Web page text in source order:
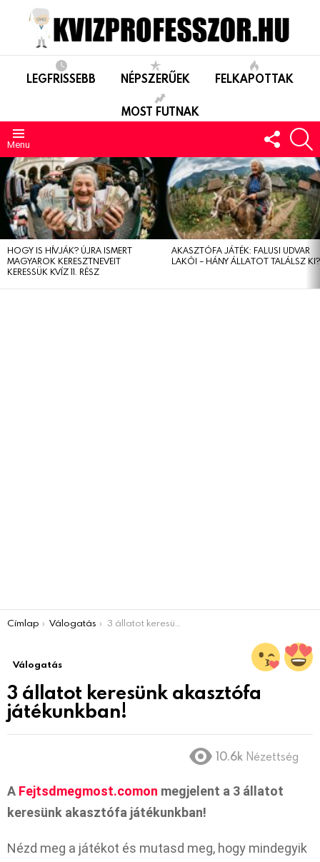
LEGFRISSEBB NÉPSZERŰEK FELKAPOTTAK
MOST FUTNAK
Menu
US
LEGUTÓBBIAK
HOGY IS HÍVJÁK? ÚJRA ISMERT
MAGYAROK KERESZTNEVEIT
KERESSÜK KVÍZ 11. RÉSZ
AKASZTÓFA JÁTÉK: FALUSI UDVAR
LAKÓI – HÁNY ÁLLATOT TALÁLSZ KI?
You are here:
Címlap Válogatás 3 állatot keresünk akasztófa játékunkban!
Válogatás
3 állatot keresünk akasztófa
játékunkban!
10.6k Nézettség
A Fejtsdmegmost.comon megjelent a 3 állatot
keresünk akasztófa játékunkban!
Nézd meg a játékot és mutasd meg, hogy mindegyik